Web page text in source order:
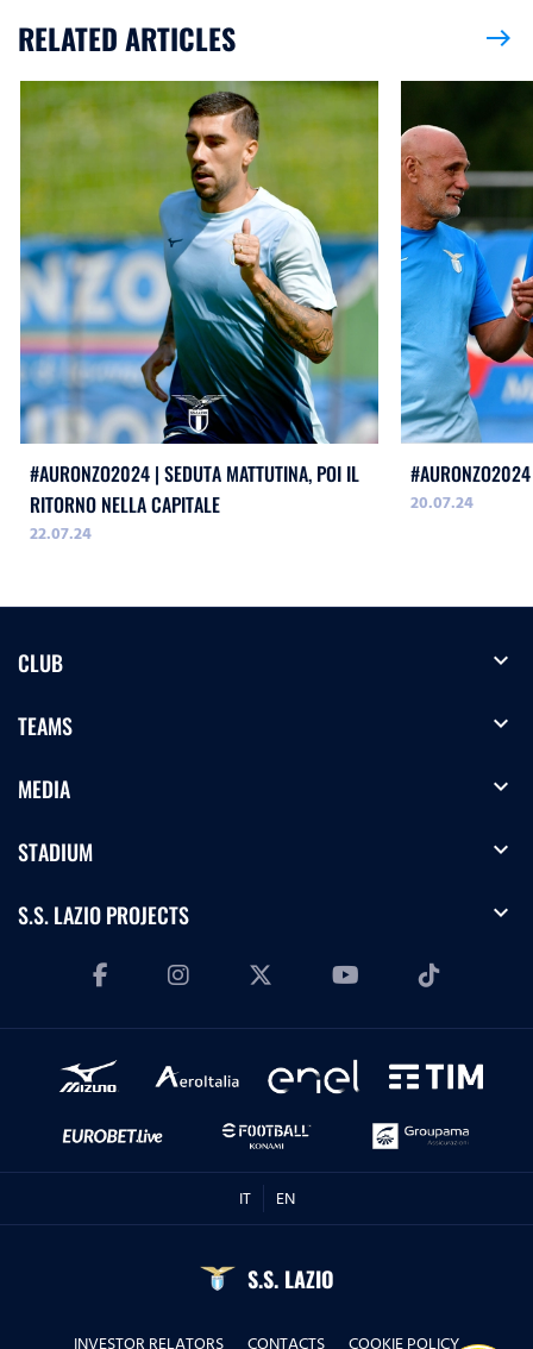
RELATED ARTICLES east
#AURONZO2024 | SEDUTA MATTUTINA, POI IL
RITORNO NELLA CAPITALE
22.07.24
20.07.24
CLUB expand_more
TEAMS expand_more
MEDIA expand_more
STADIUM expand_more
S.S. LAZIO PROJECTS expand_more
IT EN
S.S. LAZIO